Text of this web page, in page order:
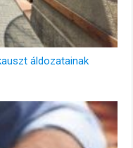
áldozatainak